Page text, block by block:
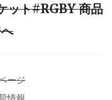
ット#RGBY 商品
ージ